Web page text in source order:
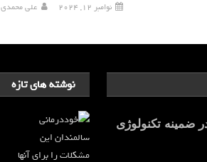
نوامبر 12, 2024 علی محمدی
نوشته های تازه
ضمینه تکنولوژی